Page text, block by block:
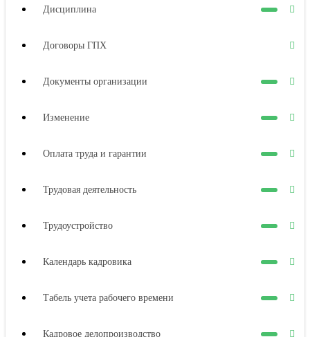
Дисциплина
Договоры ГПХ
Документы организации
Изменение
Оплата труда и гарантии
Трудовая деятельность
Трудоустройство
Календарь кадровика
Табель учета рабочего времени
Кадровое делопроизводство